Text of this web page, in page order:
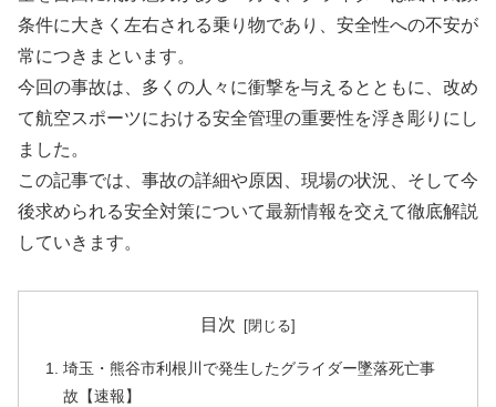
条件に大きく左右される乗り物であり、安全性への不安が
常につきまといます。
今回の事故は、多くの人々に衝撃を与えるとともに、改め
て航空スポーツにおける安全管理の重要性を浮き彫りにし
ました。
この記事では、事故の詳細や原因、現場の状況、そして今
後求められる安全対策について最新情報を交えて徹底解説
していきます。
目次
埼玉・熊谷市利根川で発生したグライダー墜落死亡事
故【速報】